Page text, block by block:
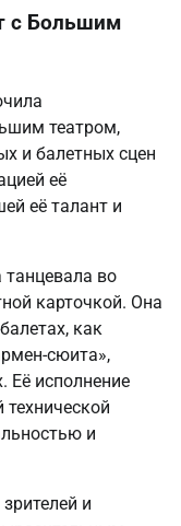
с Большим
театром,
и балетных сцен
её
её талант и
во
карточкой. Она
как
сюита»,
Её исполнение
и
и